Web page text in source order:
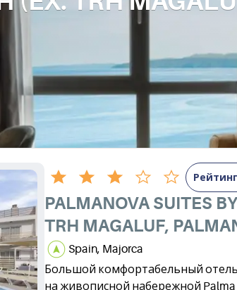
Рейтинг
PALMANOVA SUITES
TRH MAGALUF,
Spain, Majorca
Большой комфортабельный
на живописной набережной